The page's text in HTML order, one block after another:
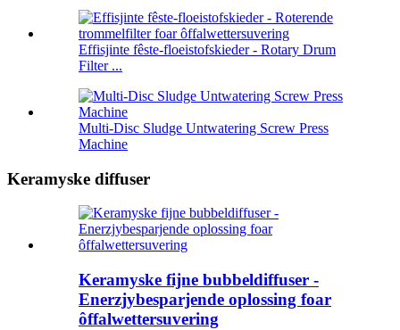
Effisjinte fêste-floeistofskieder - Rotary Drum
Filter ...
Multi-Disc Sludge Untwatering Screw Press
Machine
Keramyske diffuser
Keramyske fijne bubbeldiffuser -
Enerzjybesparjende oplossing foar
ôffalwettersuvering